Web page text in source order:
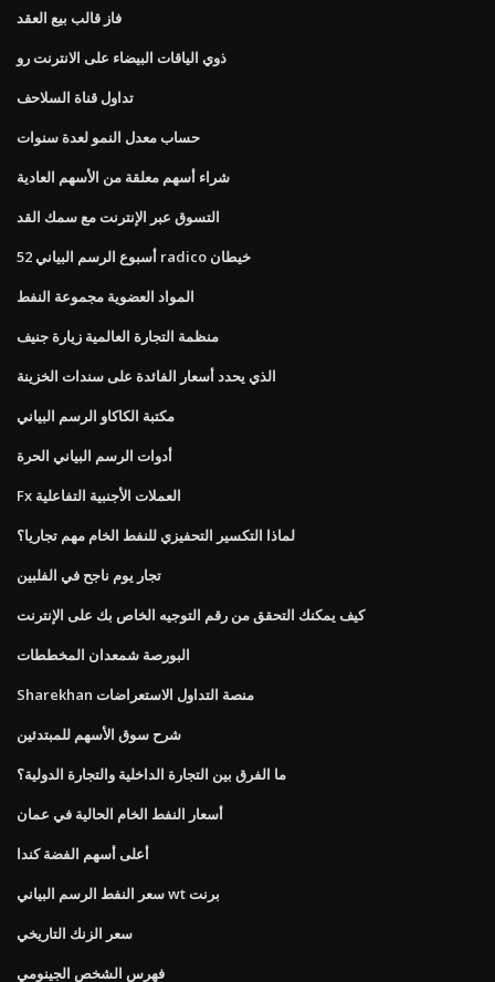
فاز قالب بيع العقد
ذوي الياقات البيضاء على الانترنت رو
تداول قناة السلاحف
حساب معدل النمو لعدة سنوات
شراء أسهم معلقة من الأسهم العادية
التسوق عبر الإنترنت مع سمك القد
52 أسبوع الرسم البياني radico خيطان
المواد العضوية مجموعة النفط
منظمة التجارة العالمية زيارة جنيف
الذي يحدد أسعار الفائدة على سندات الخزينة
مكتبة الكاكاو الرسم البياني
أدوات الرسم البياني الحرة
Fx العملات الأجنبية التفاعلية
لماذا التكسير التحفيزي للنفط الخام مهم تجاريا؟
تجار يوم ناجح في الفلبين
كيف يمكنك التحقق من رقم التوجيه الخاص بك على الإنترنت
البورصة شمعدان المخططات
Sharekhan منصة التداول الاستعراضات
شرح سوق الأسهم للمبتدئين
ما الفرق بين التجارة الداخلية والتجارة الدولية؟
أسعار النفط الخام الحالية في عمان
أعلى أسهم الفضة كندا
سعر النفط الرسم البياني wt برنت
سعر الزنك التاريخي
فهرس الشخص الجينومي